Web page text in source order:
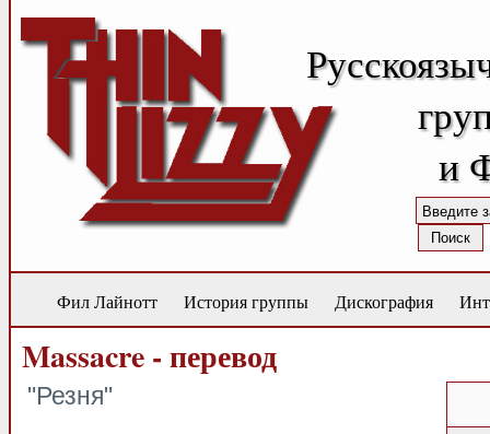
и
Фил Лайнотт История группы Дискография
Massacre - перевод
"Резня"